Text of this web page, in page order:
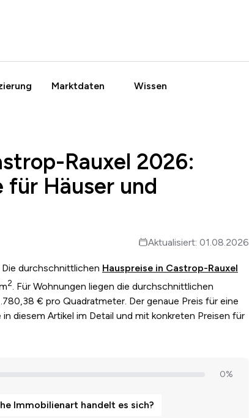
Marktdaten Wissen
Rauxel 2026:
Häuser und
Aktualisiert: 01.08.2026
durchschnittlichen Hauspreise in Castrop-Rauxel
2. Für Wohnungen liegen die durchschnittlichen
€ pro Quadratmeter. Der genaue Preis für eine
diesem Artikel im Detail und mit konkreten Preisen für